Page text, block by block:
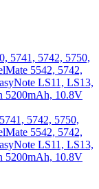
5742, 5750,
5542, 5742,
LS11, LS13,
5200mAh, 10.8V